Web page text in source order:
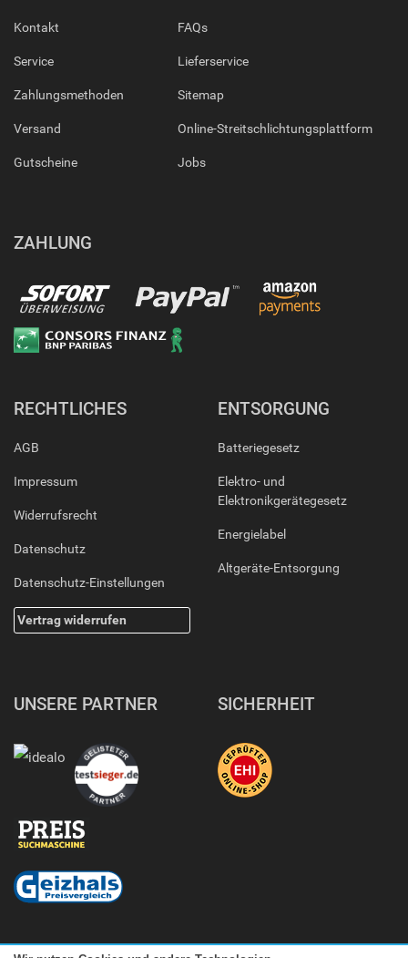
Kontakt
Service
Zahlungsmethoden
Versand
Gutscheine
FAQs
Lieferservice
Sitemap
Online-Streitschlichtungsplattform
Jobs
ZAHLUNG
RECHTLICHES
AGB
Impressum
Widerrufsrecht
Datenschutz
Datenschutz-Einstellungen
Vertrag widerrufen
ENTSORGUNG
Batteriegesetz
Elektro- und
Elektronikgerätegesetz
Energielabel
Altgeräte-Entsorgung
UNSERE PARTNER SICHERHEIT